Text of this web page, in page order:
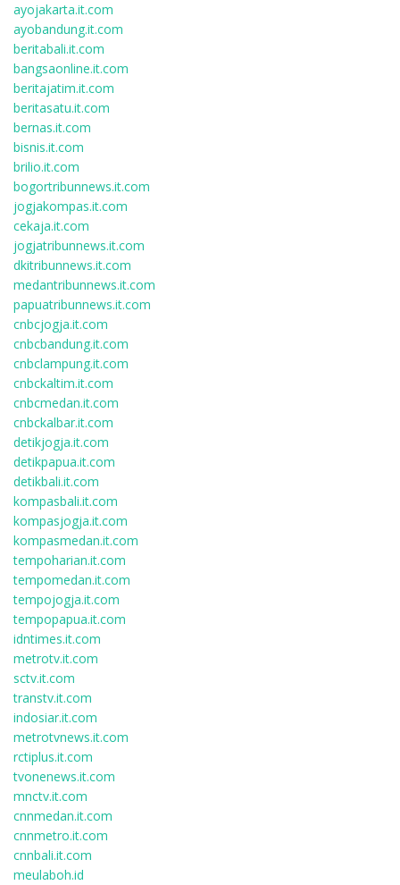
ayojakarta.it.com
ayobandung.it.com
beritabali.it.com
bangsaonline.it.com
beritajatim.it.com
beritasatu.it.com
bernas.it.com
bisnis.it.com
brilio.it.com
bogortribunnews.it.com
jogjakompas.it.com
cekaja.it.com
jogjatribunnews.it.com
dkitribunnews.it.com
medantribunnews.it.com
papuatribunnews.it.com
cnbcjogja.it.com
cnbcbandung.it.com
cnbclampung.it.com
cnbckaltim.it.com
cnbcmedan.it.com
cnbckalbar.it.com
detikjogja.it.com
detikpapua.it.com
detikbali.it.com
kompasbali.it.com
kompasjogja.it.com
kompasmedan.it.com
tempoharian.it.com
tempomedan.it.com
tempojogja.it.com
tempopapua.it.com
idntimes.it.com
metrotv.it.com
sctv.it.com
transtv.it.com
indosiar.it.com
metrotvnews.it.com
rctiplus.it.com
tvonenews.it.com
mnctv.it.com
cnnmedan.it.com
cnnmetro.it.com
cnnbali.it.com
meulaboh.id